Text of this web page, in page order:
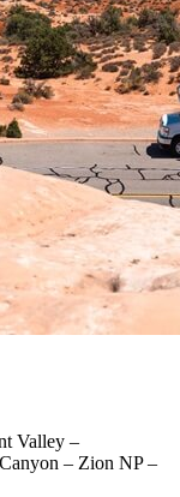
Valley –
– Zion NP –